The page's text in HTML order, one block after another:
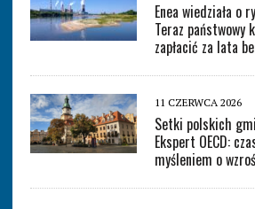
Enea wiedziała o
Teraz państwowy
zapłacić za lata
11 CZERWCA 2026
Setki polskich
Ekspert OECD:
myśleniem o